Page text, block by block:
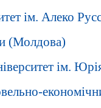
ім. Алеко
(Молдова)
ім.